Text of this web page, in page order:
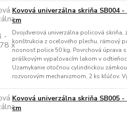
Kovová univerzálna skriňa SB004 -
cm
Dvojdverová univerzálna policová skriňa,
konštrukcia z oceľového plechu, rámový
nosnosť police 50 kg. Povrchová úprava
práškovým vypaľovacím lakom v
Uzamykanie otočnou cylindrickou
rozvorovým mechanizmom, 2 ks kľúčov.
Kovová univerzálna skriňa SB005 -
cm